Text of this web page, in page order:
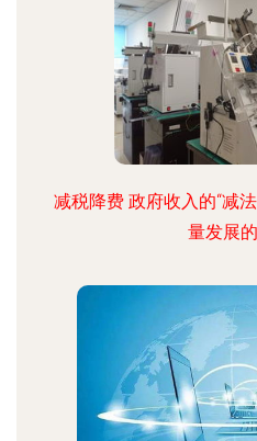
减税降费 政府收入的“减
量发展